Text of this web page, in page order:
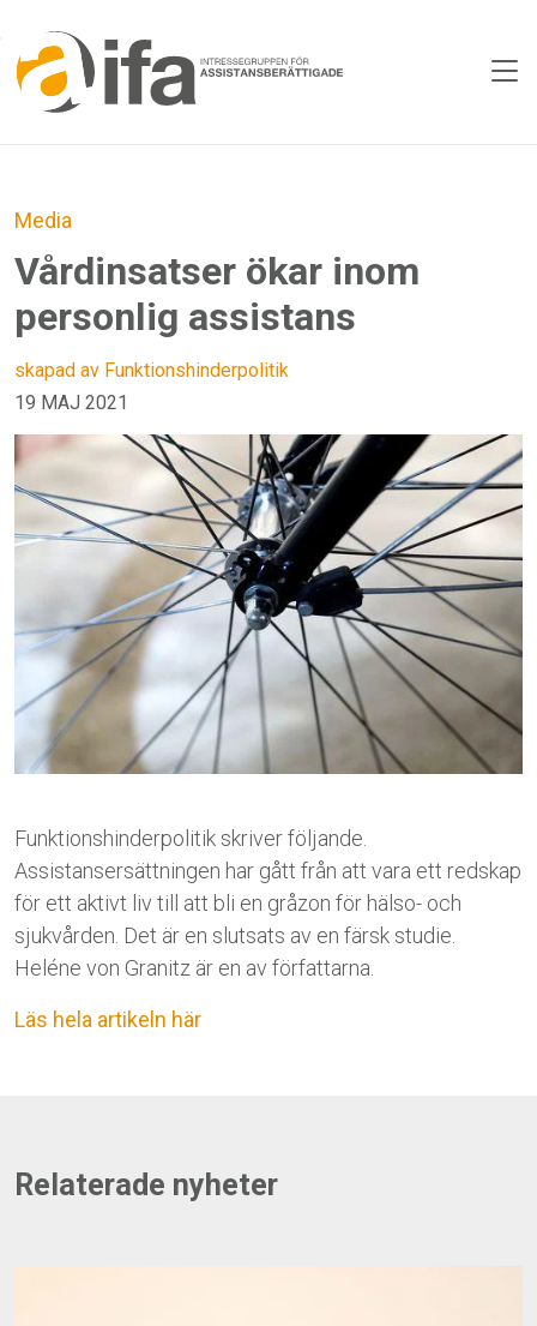
Skip to main content
Media
Vårdinsatser ökar inom
personlig assistans
skapad av Funktionshinderpolitik
19 MAJ 2021
Funktionshinderpolitik skriver följande.
Assistansersättningen har gått från att vara ett redskap
för ett aktivt liv till att bli en gråzon för hälso- och
sjukvården. Det är en slutsats av en färsk studie.
Heléne von Granitz är en av författarna.
Läs hela artikeln här
Relaterade nyheter